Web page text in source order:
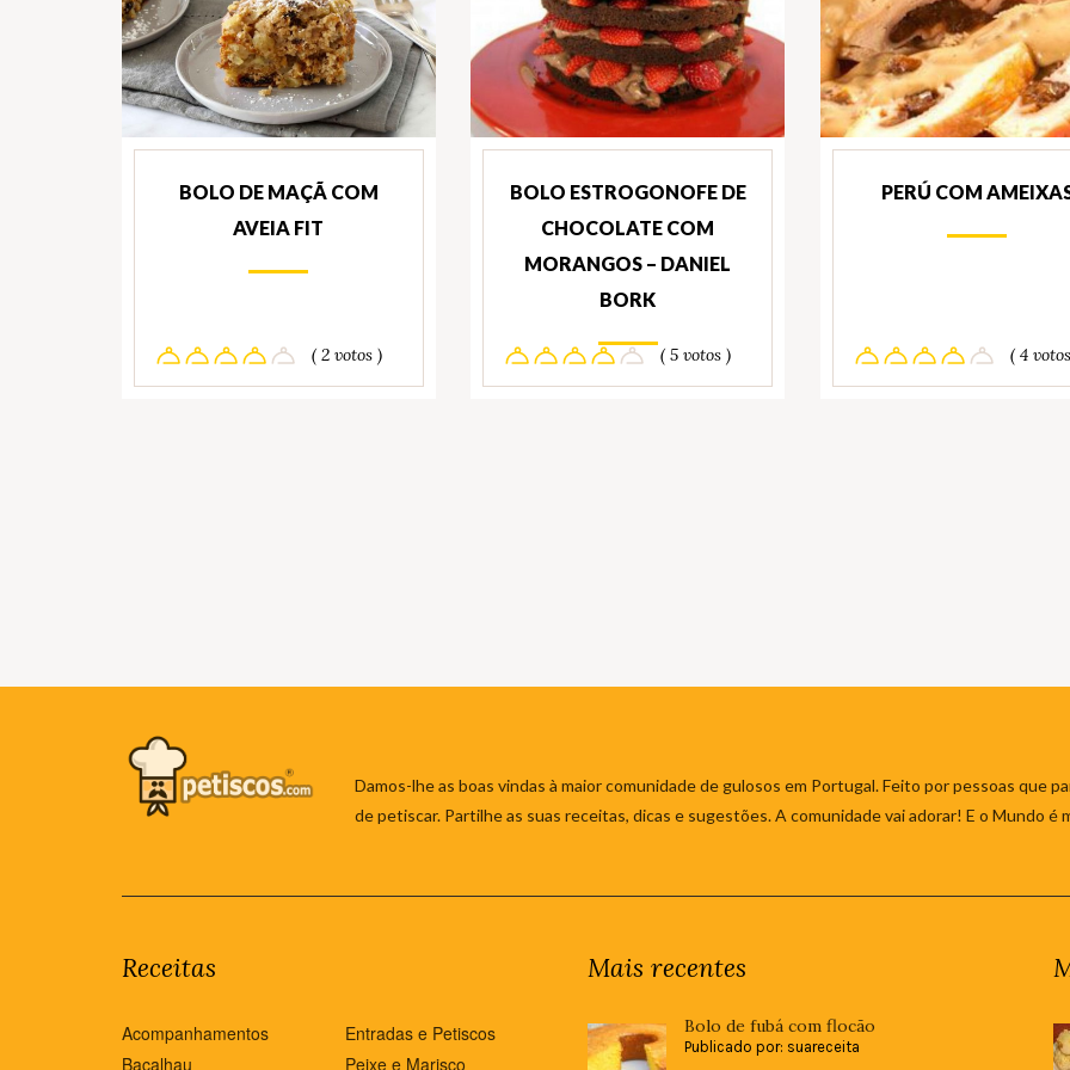
BOLO DE MAÇÃ COM
AVEIA FIT
( 2 votos )
BOLO ESTROGONOFE DE
CHOCOLATE COM
MORANGOS – DANIEL
BORK
( 5 votos )
PERÚ COM
( 4
Damos-lhe as boas vindas à maior comunidade de gulosos em Portugal. Feito por pessoas que
de petiscar. Partilhe as suas receitas, dicas e sugestões. A comunidade vai adorar! E o Mundo é
Receitas
Acompanhamentos
Bacalhau
Entradas e Petiscos
Peixe e Marisco
Mais recentes
Bolo de fubá com flocão
Publicado por: suareceita